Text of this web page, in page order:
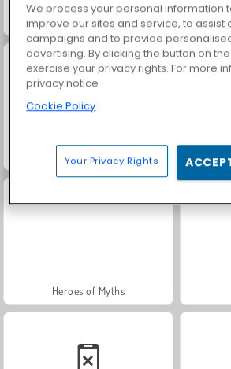
Grand Mahjong Connect
Trollface Quest: USA 2
Heroes of Myths
We process your personal information
improve our sites and service, to assist
campaigns and to provide
advertising. By clicking the button on
exercise your privacy rights. For more
privacy notice
Cookie Policy
Your Privacy Rights